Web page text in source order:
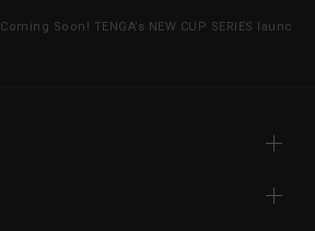
Coming Soon! TENGA’s NEW CUP SERIES launc